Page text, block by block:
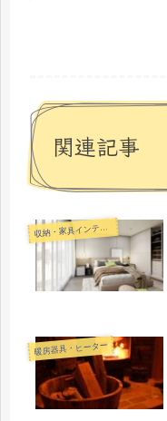
関連記事
収
納・家具インテリア
暖房器具・ヒーター